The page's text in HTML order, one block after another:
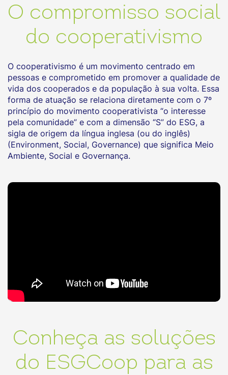
O compromisso social
do cooperativismo
O cooperativismo é um movimento centrado em
pessoas e comprometido em promover a qualidade de
vida dos cooperados e da população à sua volta. Essa
forma de atuação se relaciona diretamente com o 7º
princípio do movimento cooperativista “o interesse
pela comunidade” e com a dimensão “S” do ESG, a
sigla de origem da língua inglesa (ou do inglês)
(Environment, Social, Governance) que significa Meio
Ambiente, Social e Governança.
Conheça as soluções
do ESGCoop para as